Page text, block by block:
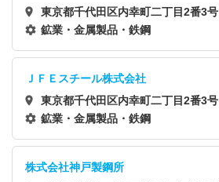
東京都千代田区内幸町二丁目2番3号
鉱業・金属製品・鉄鋼
ＪＦＥスチール株式会社
東京都千代田区内幸町二丁目2番3号
鉱業・金属製品・鉄鋼
株式会社神戸製鋼所